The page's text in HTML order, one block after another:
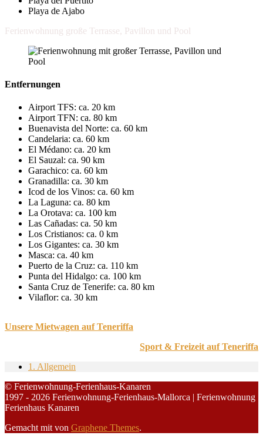
Playa de Ajabo
Ferienwohnung große Terrasse, Pavillon und Pool
Entfernungen
Airport TFS: ca. 20 km
Airport TFN: ca. 80 km
Buenavista del Norte: ca. 60 km
Candelaria: ca. 60 km
El Médano: ca. 20 km
El Sauzal: ca. 90 km
Garachico: ca. 60 km
Granadilla: ca. 30 km
Icod de los Vinos: ca. 60 km
La Laguna: ca. 80 km
La Orotava: ca. 100 km
Las Cañadas: ca. 50 km
Los Cristianos: ca. 0 km
Los Gigantes: ca. 30 km
Masca: ca. 40 km
Puerto de la Cruz: ca. 110 km
Punta del Hidalgo: ca. 100 km
Santa Cruz de Tenerife: ca. 80 km
Vilaflor: ca. 30 km
Unsere Mietwagen auf Teneriffa
Sport & Freizeit auf Teneriffa
1. Allgemein
© Ferienwohnung-Ferienhaus-Kanaren
1997 - 2026 Ferienwohnung-Ferienhaus-Mallorca | Ferienwohnung
Ferienhaus Kanaren
Gemacht mit von Graphene Themes.